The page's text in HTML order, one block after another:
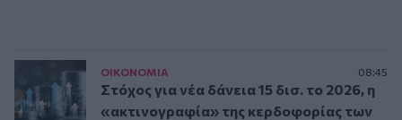
ΟΙΚΟΝΟΜΙΑ 08:45
Στόχος για νέα δάνεια 15 δισ. το 2026, η
«ακτινογραφία» της κερδοφορίας των